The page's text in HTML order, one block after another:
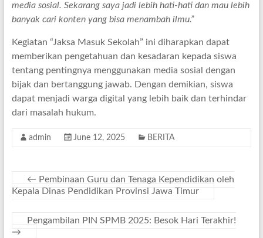
media sosial. Sekarang saya jadi lebih hati-hati dan mau lebih
banyak cari konten yang bisa menambah ilmu.”
Kegiatan “Jaksa Masuk Sekolah” ini diharapkan dapat
memberikan pengetahuan dan kesadaran kepada siswa
tentang pentingnya menggunakan media sosial dengan
bijak dan bertanggung jawab. Dengan demikian, siswa
dapat menjadi warga digital yang lebih baik dan terhindar
dari masalah hukum.
admin June 12, 2025 BERITA
← Pembinaan Guru dan Tenaga Kependidikan oleh
Kepala Dinas Pendidikan Provinsi Jawa Timur
Pengambilan PIN SPMB 2025: Besok Hari Terakhir!
→